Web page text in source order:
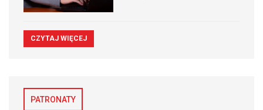
CZYTAJ WIĘCEJ
PATRONATY